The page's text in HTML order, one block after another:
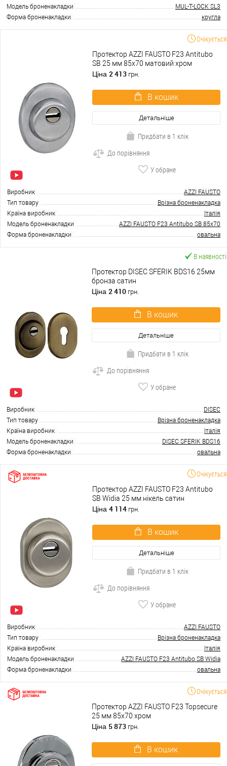
Модель броненакладки
MUL-T-LOCK SL3
Форма броненакладки
кругла
Очікується
Протектор AZZI FAUSTO F23 Antitubo
SB 25 мм 85х70 матовий хром
Ціна 2 413 грн.
В кошик
Детальніше
Придбати в 1 клік
До порівняння
У обране
Виробник
AZZI FAUSTO
Тип товару
Врізна броненакладка
Країна виробник
Італія
Модель броненакладки
AZZI FAUSTO F23 Antitubo SB 85x70
Форма броненакладки
овальна
В наявності
Протектор DISEC SFERIK BDS16 25мм
бронза сатин
Ціна 2 410 грн.
В кошик
Детальніше
Придбати в 1 клік
До порівняння
У обране
Виробник
DISEC
Тип товару
Врізна броненакладка
Країна виробник
Італія
Модель броненакладки
DISEC SFERIK BDS16
Форма броненакладки
овальна
Очікується
Протектор AZZI FAUSTO F23 Antitubo
SB Widia 25 мм нікель сатин
Ціна 4 114 грн.
В кошик
Детальніше
Придбати в 1 клік
До порівняння
У обране
Виробник
AZZI FAUSTO
Тип товару
Врізна броненакладка
Країна виробник
Італія
Модель броненакладки
AZZI FAUSTO F23 Antitubo SB Widia
Форма броненакладки
овальна
Очікується
Протектор AZZI FAUSTO F23 Topsecure
25 мм 85х70 хром
Ціна 5 873 грн.
В кошик